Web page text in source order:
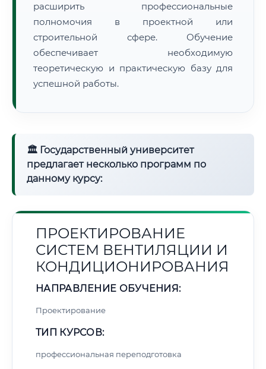
расширить профессиональные
полномочия в проектной или
строительной сфере. Обучение
обеспечивает необходимую
теоретическую и практическую базу для
успешной работы.
🏛 Государственный университет
предлагает несколько программ по
данному курсу:
ПРОЕКТИРОВАНИЕ
СИСТЕМ ВЕНТИЛЯЦИИ И
КОНДИЦИОНИРОВАНИЯ
НАПРАВЛЕНИЕ ОБУЧЕНИЯ:
Проектирование
ТИП КУРСОВ:
профессиональная переподготовка